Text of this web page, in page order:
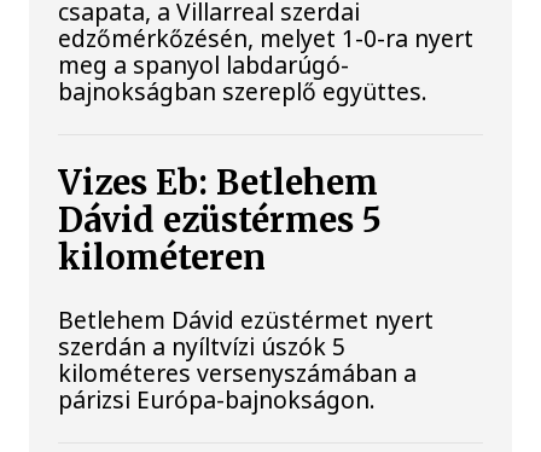
csapata, a Villarreal szerdai
edzőmérkőzésén, melyet 1-0-ra nyert
meg a spanyol labdarúgó-
bajnokságban szereplő együttes.
Vizes Eb: Betlehem
Dávid ezüstérmes 5
kilométeren
Betlehem Dávid ezüstérmet nyert
szerdán a nyíltvízi úszók 5
kilométeres versenyszámában a
párizsi Európa-bajnokságon.